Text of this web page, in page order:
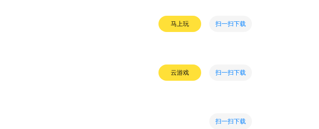
马上玩 扫一扫下载
云游戏 扫一扫下载
扫一扫下载